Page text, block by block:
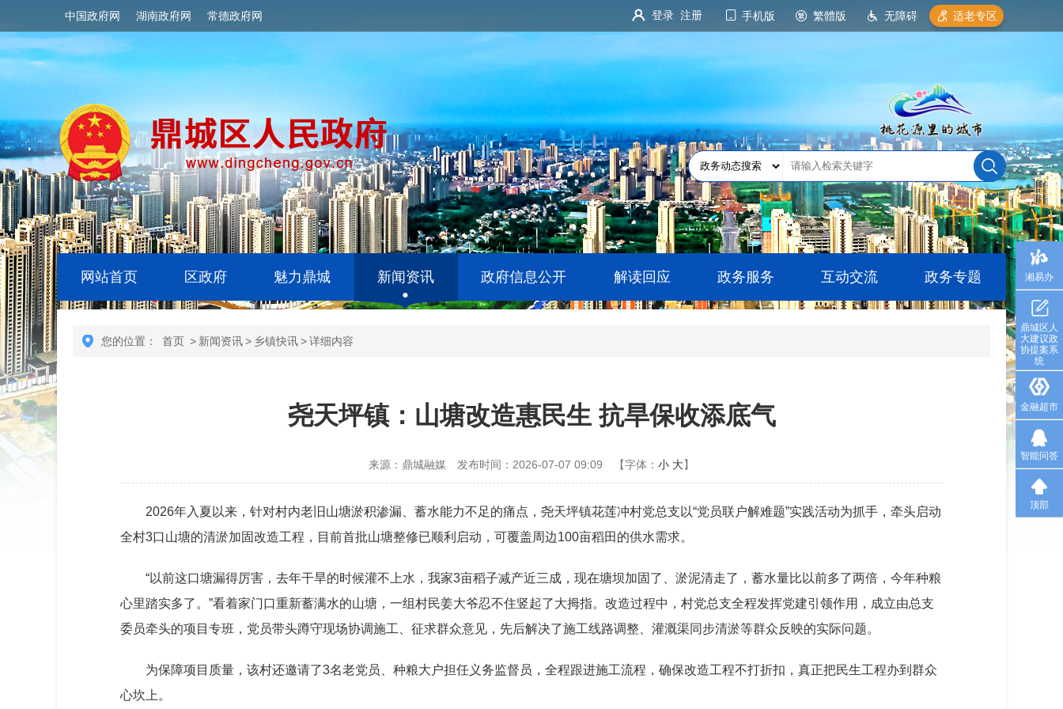
中国政府网 湖南政府网 常德政府网 登录 注册 手机版 繁體版 无障碍 适老专区
网站首页 区政府 魅力鼎城 新闻资讯 政府信息公开 解读回应 政务服务 互动交流 政务专题
您的位置： 首页 > 新闻资讯> 乡镇快讯>详细内容
尧天坪镇：山塘改造惠民生 抗旱保收添底气
来源：鼎城融媒 发布时间：2026-07-07 09:09 【字体： 小 大】
2026年入夏以来，针对村内老旧山塘淤积渗漏、蓄水能力不足的痛点，尧天坪镇花莲冲村党总支以“党员联户解难题”实践活动为抓手，牵头启动
全村3口山塘的清淤加固改造工程，目前首批山塘整修已顺利启动，可覆盖周边100亩稻田的供水需求。
“以前这口塘漏得厉害，去年干旱的时候灌不上水，我家3亩稻子减产近三成，现在塘坝加固了、淤泥清走了，蓄水量比以前多了两倍，今年种粮
心里踏实多了。”看着家门口重新蓄满水的山塘，一组村民姜大爷忍不住竖起了大拇指。改造过程中，村党总支全程发挥党建引领作用，成立由总支
委员牵头的项目专班，党员带头蹲守现场协调施工、征求群众意见，先后解决了施工线路调整、灌溉渠同步清淤等群众反映的实际问题。
为保障项目质量，该村还邀请了3名老党员、种粮大户担任义务监督员，全程跟进施工流程，确保改造工程不打折扣，真正把民生工程办到群众
心坎上。
湘易办
鼎城区人
大建议政
协提案系
统
金融超市
智能问答
顶部